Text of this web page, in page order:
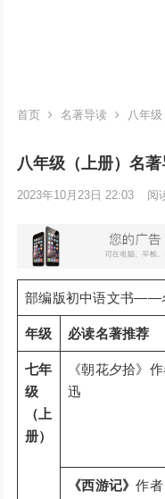
首页 名著导读 八年
八年级（上册）名著
2023年10月23日 22:03 阅
部编版初中语文书——
年级 必读名著推荐
七年
级
（上
册）
《朝花夕拾》
迅
《西游记》作者